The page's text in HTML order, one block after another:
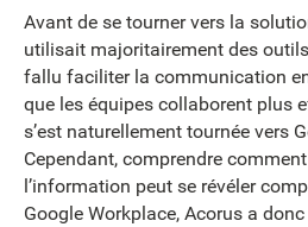
Avant de se tourner vers la
utilisait majoritairement des
fallu faciliter la communication
que les équipes collaborent plus
s’est naturellement tournée vers
Cependant, comprendre
l’information peut se révéler
Google Workplace, Acorus a